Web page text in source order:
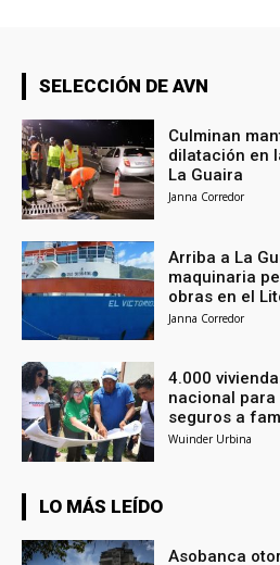
SELECCIÓN DE AVN
Culminan
dilatación en
La Guaira
Janna Corredor
Arriba a La
maquinaria
obras en el
Janna Corredor
4.000
nacional
seguros a
Wuinder Urbina
LO MÁS LEÍDO
Asobanca